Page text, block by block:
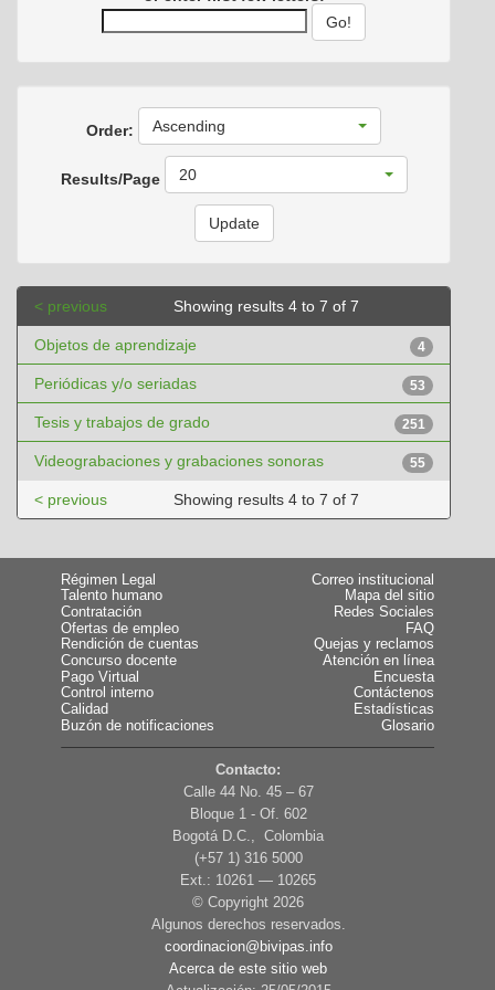
Order: Ascending
Results/Page 20
Showing results 4 to 7 of 7
< previous
Objetos de aprendizaje 4
Periódicas y/o seriadas 53
Tesis y trabajos de grado 251
Videograbaciones y grabaciones sonoras 55
Showing results 4 to 7 of 7
< previous
Régimen Legal
Talento humano
Contratación
Ofertas de empleo
Rendición de cuentas
Concurso docente
Pago Virtual
Control interno
Calidad
Buzón de notificaciones
Correo institucional
Mapa del sitio
Redes Sociales
FAQ
Quejas y reclamos
Atención en línea
Encuesta
Contáctenos
Estadísticas
Glosario
Contacto:
Calle 44 No. 45 – 67
Bloque 1 - Of. 602
Bogotá D.C., Colombia
(+57 1) 316 5000
Ext.: 10261 — 10265
© Copyright 2026
Algunos derechos reservados.
coordinacion@bivipas.info
Acerca de este sitio web